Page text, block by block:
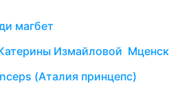
магбет
Измайловой
(Аталия принцепс)